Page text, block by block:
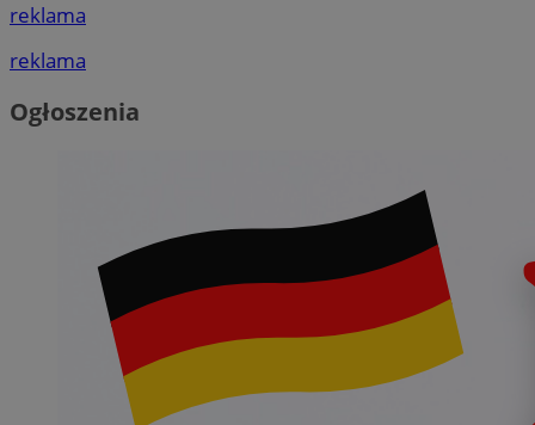
reklama
reklama
Ogłoszenia